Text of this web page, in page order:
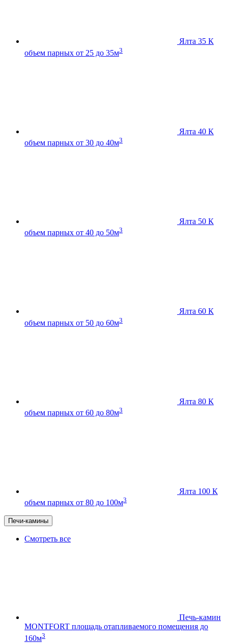
Ялта 35 К
объем парных от 25 до 35м3
Ялта 40 К
объем парных от 30 до 40м3
Ялта 50 К
объем парных от 40 до 50м3
Ялта 60 К
объем парных от 50 до 60м3
Ялта 80 К
объем парных от 60 до 80м3
Ялта 100 К
объем парных от 80 до 100м3
Печи-камины
Смотреть все
Печь-камин
MONTFORT площадь отапливаемого помещения до
160м3